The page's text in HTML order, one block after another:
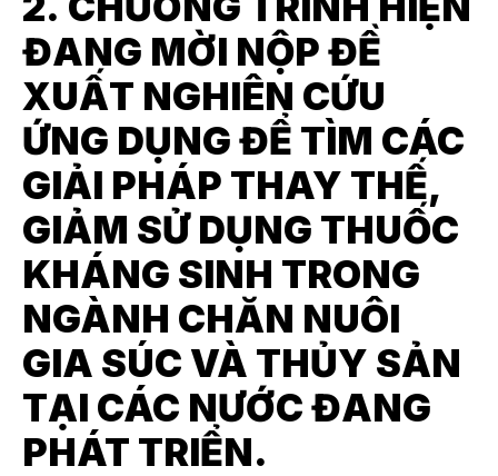
ĐANG MỜI NỘP ĐỀ
XUẤT NGHIÊN CỨU
ỨNG DỤNG ĐỂ TÌM CÁC
GIẢI PHÁP THAY THẾ,
GIẢM SỬ DỤNG THUỐC
KHÁNG SINH TRONG
NGÀNH CHĂN NUÔI
GIA SÚC VÀ THỦY SẢN
TẠI CÁC NƯỚC ĐANG
PHÁT TRIỂN.